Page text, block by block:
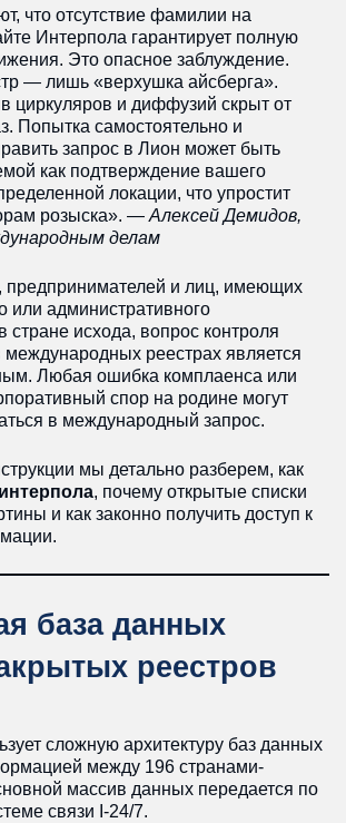
блокировок и оспариванию
«красных уведомлений»
Red Notice Интерпола: что
это, как работает и почему
это инструмент давления
ЕСПЧ
Международный адвокат
Защита бизнеса /
Арбитраж
Политическое убежище
Политическое убежище в
Панаме
что отсутствие фамилии на
Интерпола гарантирует полную
Это опасное заблуждение.
— лишь «верхушка айсберга».
циркуляров и диффузий скрыт от
Попытка самостоятельно и
запрос в Лион может быть
как подтверждение вашего
локации, что упростит
розыска». — Алексей Демидов,
делам
предпринимателей и лиц, имеющих
или административного
стране исхода, вопрос контроля
международных реестрах является
Любая ошибка комплаенса или
спор на родине могут
в международный запрос.
мы детально разберем, как
, почему открытые списки
и как законно получить доступ к
база данных
реестров
сложную архитектуру баз данных
между 196 странами-
массив данных передается по
связи I-24/7.